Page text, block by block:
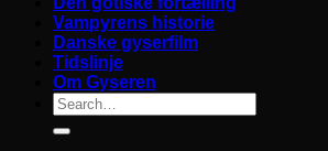
Vampyrens historie
Danske gyserfilm
Tidslinje
Om Gyseren